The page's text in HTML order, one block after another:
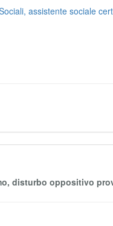
assistente sociale
disturbo oppositivo